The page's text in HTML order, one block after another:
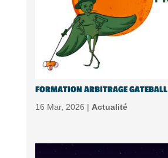
FORMATION ARBITRAGE GATEBALL
16 Mar, 2026 | Actualité